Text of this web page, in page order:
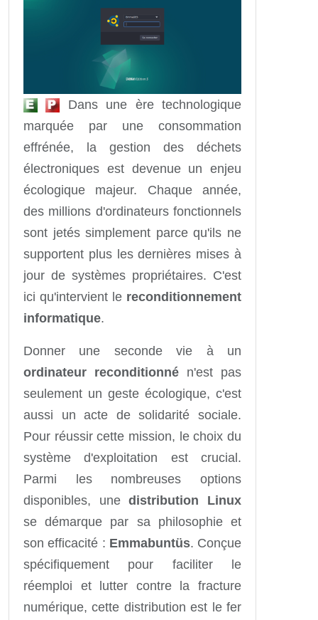
Dans une ère technologique
marquée par une consommation
effrénée, la gestion des déchets
électroniques est devenue un enjeu
écologique majeur. Chaque année,
des millions d'ordinateurs fonctionnels
sont jetés simplement parce qu'ils ne
supportent plus les dernières mises à
jour de systèmes propriétaires. C'est
ici qu'intervient le reconditionnement
informatique.
Donner une seconde vie à un
ordinateur reconditionné n'est pas
seulement un geste écologique, c'est
aussi un acte de solidarité sociale.
Pour réussir cette mission, le choix du
système d'exploitation est crucial.
Parmi les nombreuses options
disponibles, unedistribution Linux
se démarque par sa philosophie et
son efficacité : Emmabuntüs. Conçue
spécifiquement pour faciliter le
réemploi et lutter contre la fracture
numérique, cette distribution est le fer